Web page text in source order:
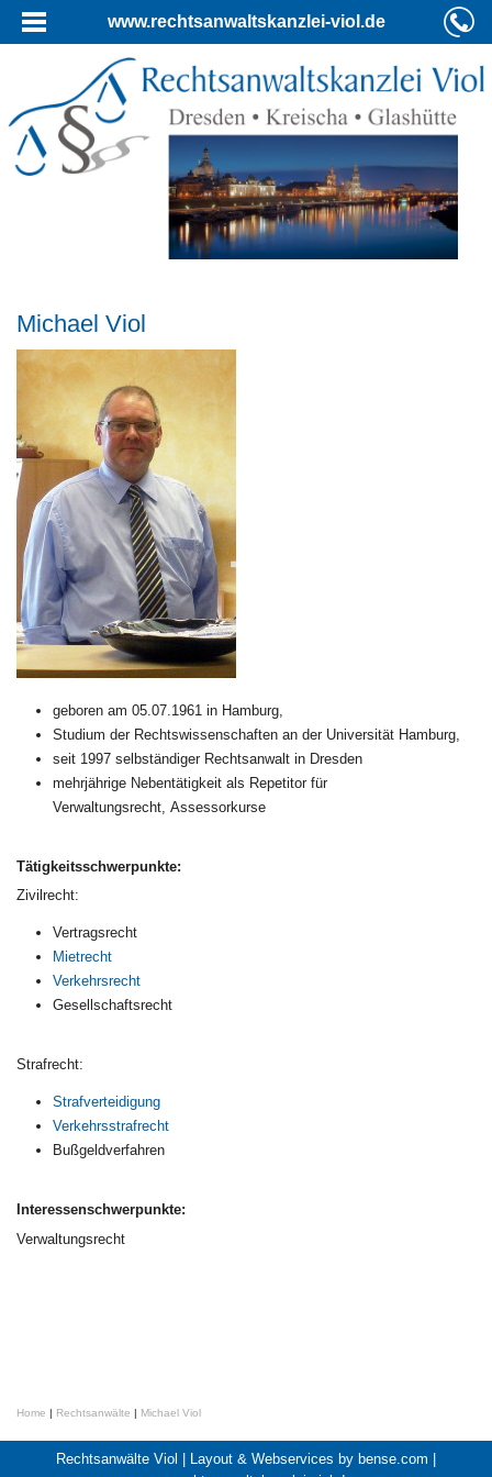
www.rechtsanwaltskanzlei-viol.de
Michael Viol
geboren am 05.07.1961 in Hamburg,
Studium der Rechtswissenschaften an der Universität Hamburg,
seit 1997 selbständiger Rechtsanwalt in Dresden
mehrjährige Nebentätigkeit als Repetitor für
Verwaltungsrecht, Assessorkurse
Tätigkeitsschwerpunkte:
Zivilrecht:
Vertragsrecht
Mietrecht
Verkehrsrecht
Gesellschaftsrecht
Strafrecht:
Strafverteidigung
Verkehrsstrafrecht
Bußgeldverfahren
Interessenschwerpunkte:
Verwaltungsrecht
Home | Rechtsanwälte | Michael Viol
Rechtsanwälte Viol | Layout & Webservices by bense.com |